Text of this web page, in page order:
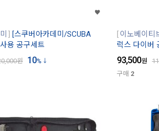
[스쿠버아카데미/SCUBA
용 공구세트
원 10%
이노베이티
럭스 다이버
93,500원
구매 2